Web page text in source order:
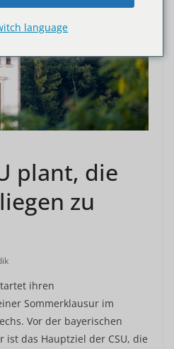
plant, die
zu
ihren
Sommerklausur im
Vor der bayerischen
ist das Hauptziel der CSU, die
language